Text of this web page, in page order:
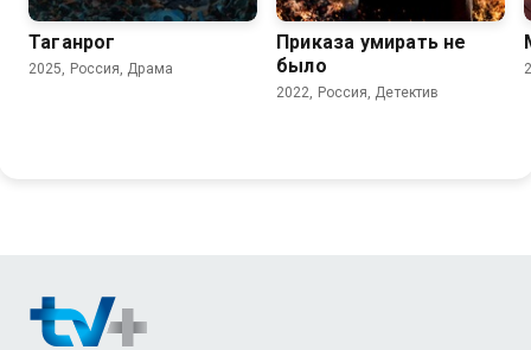
Таганрог
2025, Россия, Драма
Приказа умирать не
было
2022, Россия, Детектив